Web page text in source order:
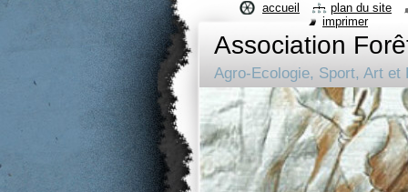
Association
Agro-Ecologie, Sport, Art et
accueil
plan du site
imprimer